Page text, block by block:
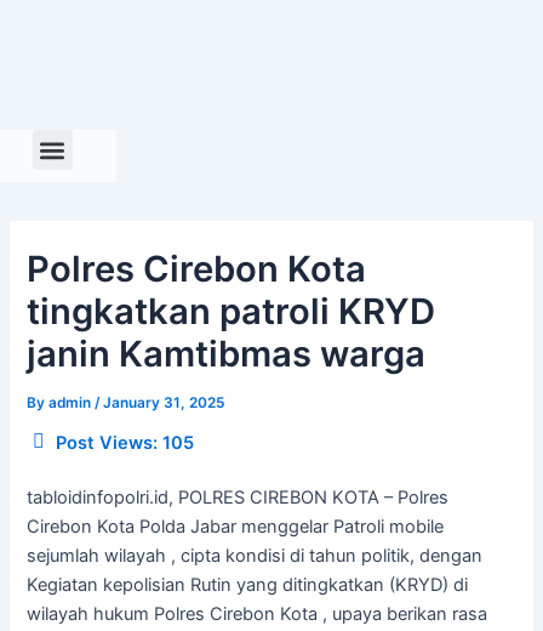
Polres Cirebon Kota
tingkatkan patroli KRYD
janin Kamtibmas warga
Byadmin /January 31, 2025
Post Views: 105
tabloidinfopolri.id, POLRES CIREBON KOTA – Polres
Cirebon Kota Polda Jabar menggelar Patroli mobile
sejumlah wilayah , cipta kondisi di tahun politik, dengan
Kegiatan kepolisian Rutin yang ditingkatkan (KRYD) di
wilayah hukum Polres Cirebon Kota , upaya berikan rasa